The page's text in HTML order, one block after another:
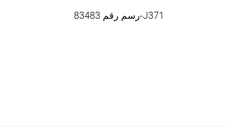
رسم رقم 83483-J371